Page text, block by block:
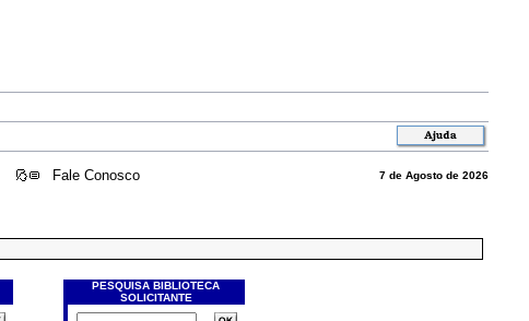
Fale Conosco 7 de Agosto de 2026
PESQUISA BIBLIOTECA
SOLICITANTE